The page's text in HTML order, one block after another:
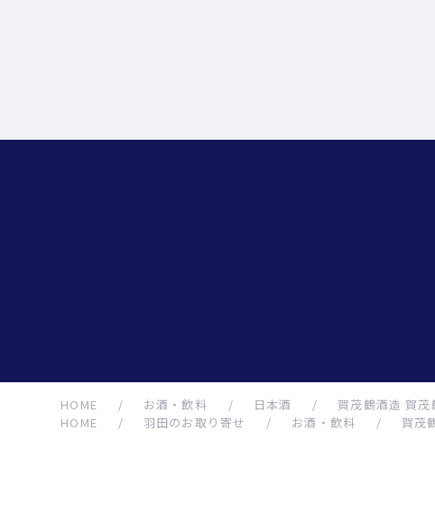
HOME / お酒・飲料 / 日本酒 /
賀茂鶴酒造 賀
HOME
/ 羽田のお取り寄せ / お酒・飲料 / 賀茂